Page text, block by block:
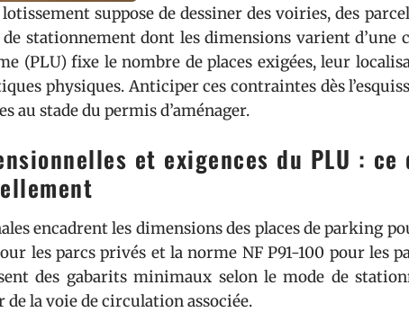
suppose de dessiner des voiries, des
stationnement dont les dimensions varient d’une
(PLU) fixe le nombre de places exigées, leur
physiques. Anticiper ces contraintes dès
au stade du permis d’aménager.
et exigences du PLU :
encadrent les dimensions des places de parking
les parcs privés et la norme NF P91-100 pour les
des gabarits minimaux selon le mode de
de la voie de circulation associée.